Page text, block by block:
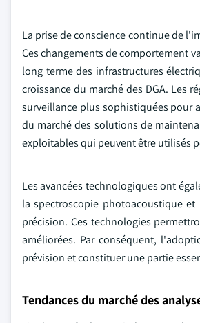
La prise de conscience continue de
Ces changements de comportement
long terme des infrastructures
croissance du marché des DGA. Les
surveillance plus sophistiquées pour
du marché des solutions de
exploitables qui peuvent être utilisés
Les avancées technologiques ont
la spectroscopie photoacoustique
précision. Ces technologies
améliorées. Par conséquent,
prévision et constituer une partie
Tendances du marché des